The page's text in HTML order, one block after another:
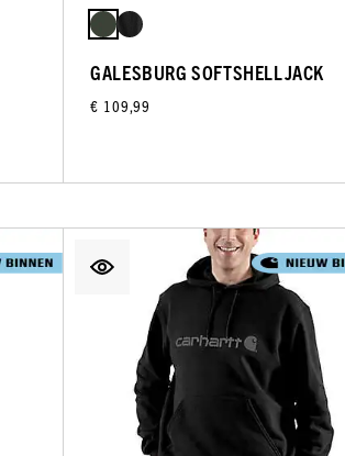
GALESBURG SOFTSHELLJACK
€ 109,99